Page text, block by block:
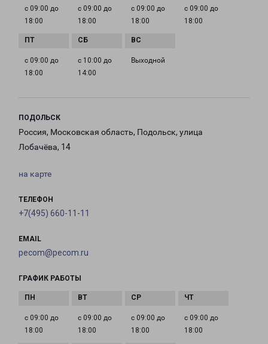
с 09:00 до
18:00
с 09:00 до
18:00
с 09:00 до
18:00
с 09:00 до
18:00
с 09:00 до
18:00
с 10:00 до
14:00
Выходной
ПОДОЛЬСК
Россия, Московская область, Подольск, улица
Лобачёва, 14
на карте
ТЕЛЕФОН
+7(495) 660-11-11
EMAIL
pecom@pecom.ru
ГРАФИК РАБОТЫ
с 09:00 до
18:00
с 09:00 до
18:00
с 09:00 до
18:00
с 09:00 до
18:00